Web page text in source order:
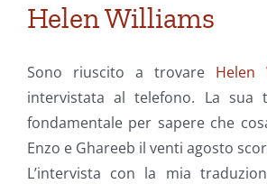
Helen Williams
Sono riuscito a trovare Helen
intervistata al telefono. La sua
fondamentale per sapere che
Enzo e Ghareeb il venti agosto
L’intervista con la mia